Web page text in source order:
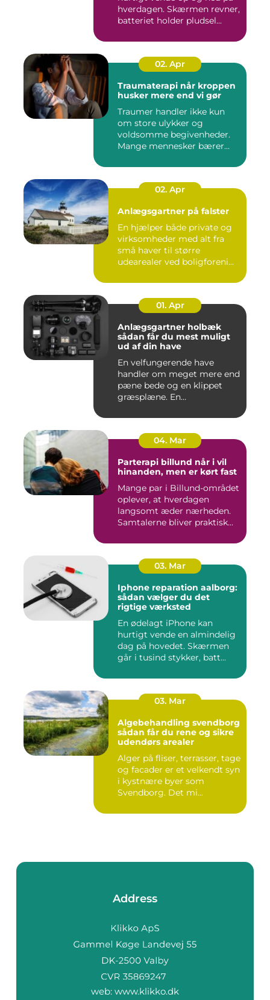
hverdagen. Skærmen revner,
batteriet holder pludsel...
02. Apr
Traumaterapi når kroppen
husker mere end vi gør
Traumer handler ikke kun
om store ulykker og
voldsomme begivenheder.
Mange mennesker bærer
02. Apr
Anlægsgartner på falster
En hjælper både private og
virksomheder med alt fra
små haver til større
udearealer ved boligforeni...
01. Apr
Anlægsgartner holbæk
sådan får du mest muligt
ud af din have
En velfungerende have
handler om meget mere end
pæne bede og en klippet
græsplæne. En
04. Mar
Parterapi billund når i vil
hinanden, men er kørt fast
Mange par i Billund-området
oplever, at hverdagen
langsomt æder nærheden.
Samtalerne bliver praktisk...
03. Mar
Iphone reparation aalborg:
sådan vælger du det
rigtige værksted
En ødelagt iPhone kan
hurtigt vende en almindelig
dag på hovedet. Skærmen
går i tusind stykker, batt...
03. Mar
Algebehandling svendborg
sådan får du rene og sikre
udendørs arealer
Alger på fliser, terrasser, tage
og facader er et velkendt syn
i kystnære byer som
Svendborg. Det mi...
Address
web: www.klikko.dk